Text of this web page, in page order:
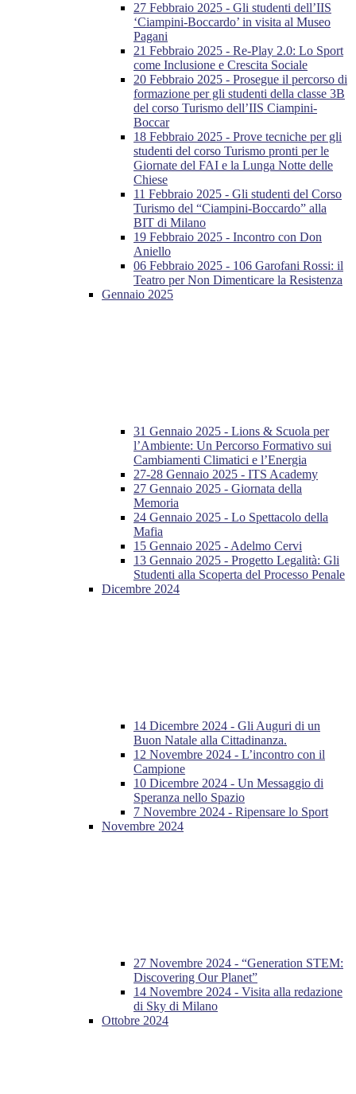
27 Febbraio 2025 - Gli studenti dell’IIS
‘Ciampini-Boccardo’ in visita al Museo
Pagani
21 Febbraio 2025 - Re-Play 2.0: Lo Sport
come Inclusione e Crescita Sociale
20 Febbraio 2025 - Prosegue il percorso di
formazione per gli studenti della classe 3B
del corso Turismo dell’IIS Ciampini-
Boccar
18 Febbraio 2025 - Prove tecniche per gli
studenti del corso Turismo pronti per le
Giornate del FAI e la Lunga Notte delle
Chiese
11 Febbraio 2025 - Gli studenti del Corso
Turismo del “Ciampini-Boccardo” alla
BIT di Milano
19 Febbraio 2025 - Incontro con Don
Aniello
06 Febbraio 2025 - 106 Garofani Rossi: il
Teatro per Non Dimenticare la Resistenza
Gennaio 2025
31 Gennaio 2025 - Lions & Scuola per
l’Ambiente: Un Percorso Formativo sui
Cambiamenti Climatici e l’Energia
27-28 Gennaio 2025 - ITS Academy
27 Gennaio 2025 - Giornata della
Memoria
24 Gennaio 2025 - Lo Spettacolo della
Mafia
15 Gennaio 2025 - Adelmo Cervi
13 Gennaio 2025 - Progetto Legalità: Gli
Studenti alla Scoperta del Processo Penale
Dicembre 2024
14 Dicembre 2024 - Gli Auguri di un
Buon Natale alla Cittadinanza.
12 Novembre 2024 - L’incontro con il
Campione
10 Dicembre 2024 - Un Messaggio di
Speranza nello Spazio
7 Novembre 2024 - Ripensare lo Sport
Novembre 2024
27 Novembre 2024 - “Generation STEM:
Discovering Our Planet”
14 Novembre 2024 - Visita alla redazione
di Sky di Milano
Ottobre 2024